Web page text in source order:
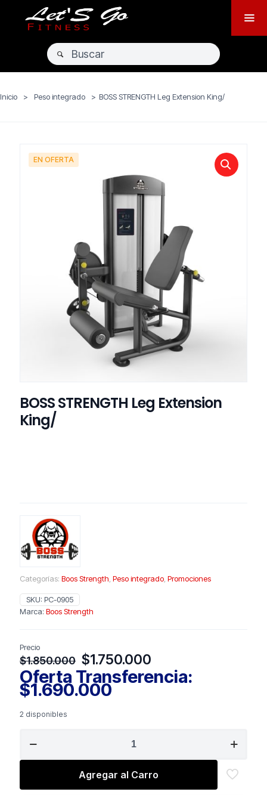
Inicio > Peso integrado > BOSS STRENGTH Leg Extension King/
EN OFERTA
BOSS STRENGTH Leg Extension
King/
Categorías: Boos Strength, Peso integrado, Promociones
SKU: PC-0905
Marca: Boos Strength
Precio
$1.850.000 El
precio
original
era:
$1.750.000
precio
actual
Oferta Transferencia:
$1.690.000
2 disponibles
STRENGTH
cantidad
Agregar al Carro